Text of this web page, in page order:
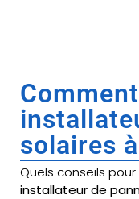
solaires
Quels conseils
installateur de